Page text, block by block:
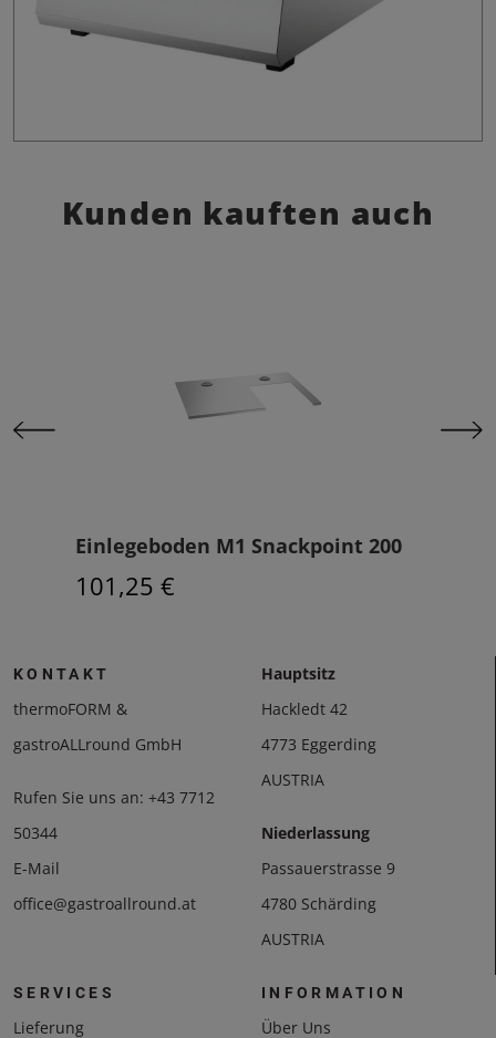
Kunden kauften auch
Einlegeboden M1 Snackpoint 200
101,25 €
KONTAKT
thermoFORM &
gastroALLround GmbH
Rufen Sie uns an: +43 7712
50344
E-Mail
office@gastroallround.at
Hauptsitz
Hackledt 42
4773 Eggerding
AUSTRIA
Niederlassung
Passauerstrasse 9
4780 Schärding
AUSTRIA
SERVICES
Lieferung
INFORMATION
Über Uns